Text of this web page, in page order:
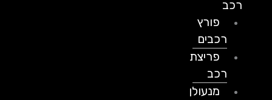
פורץ
רכבים
פריצת
מנעולן